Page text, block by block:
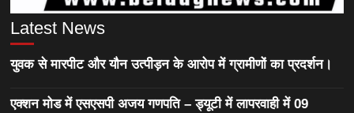
Latest News
युवक से मारपीट और यौन उत्पीड़न के आरोप में ग्रामीणों का प्रदर्शन।
एक्शन मोड में एसएसपी अजय गणपति – ड्यूटी में लापरवाही में 09